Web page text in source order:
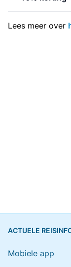
Lees meer over
ACTUELE
Mobiele app